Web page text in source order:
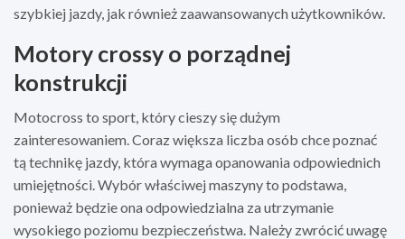
szybkiej jazdy, jak również zaawansowanych użytkowników.
Motory crossy o porządnej
konstrukcji
Motocross to sport, który cieszy się dużym
zainteresowaniem. Coraz większa liczba osób chce poznać
tą technikę jazdy, która wymaga opanowania odpowiednich
umiejętności. Wybór właściwej maszyny to podstawa,
ponieważ będzie ona odpowiedzialna za utrzymanie
wysokiego poziomu bezpieczeństwa. Należy zwrócić uwagę